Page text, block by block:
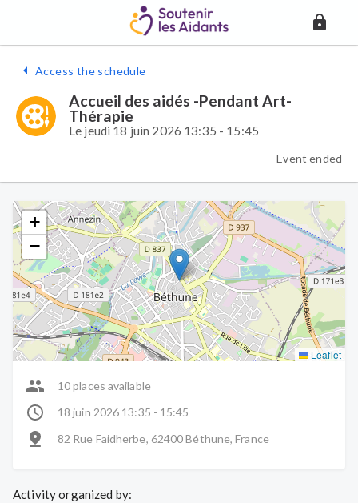
Access the schedule
Accueil des aidés -Pendant Art-
Thérapie
Le jeudi 18 juin 2026 13:35 - 15:45
Event ended
+
−
Leaflet
10 places available
18 juin 2026 13:35 - 15:45
82 Rue Faidherbe, 62400 Béthune, France
Activity organized by: